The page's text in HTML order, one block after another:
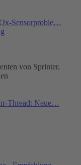
Sensorproble…
von Sprinter,
Thread: Neue…